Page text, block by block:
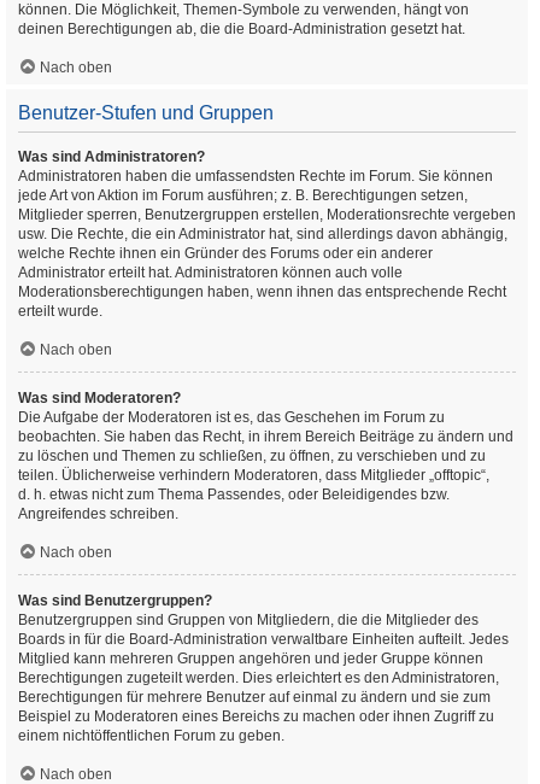
können. Die Möglichkeit, Themen-Symbole zu verwenden, hängt von
deinen Berechtigungen ab, die die Board-Administration gesetzt hat.
Nach oben
Benutzer-Stufen und Gruppen
Was sind Administratoren?
Administratoren haben die umfassendsten Rechte im Forum. Sie können
jede Art von Aktion im Forum ausführen; z. B. Berechtigungen setzen,
Mitglieder sperren, Benutzergruppen erstellen, Moderationsrechte vergeben
usw. Die Rechte, die ein Administrator hat, sind allerdings davon abhängig,
welche Rechte ihnen ein Gründer des Forums oder ein anderer
Administrator erteilt hat. Administratoren können auch volle
Moderationsberechtigungen haben, wenn ihnen das entsprechende Recht
erteilt wurde.
Nach oben
Was sind Moderatoren?
Die Aufgabe der Moderatoren ist es, das Geschehen im Forum zu
beobachten. Sie haben das Recht, in ihrem Bereich Beiträge zu ändern und
zu löschen und Themen zu schließen, zu öffnen, zu verschieben und zu
teilen. Üblicherweise verhindern Moderatoren, dass Mitglieder „offtopic“,
d. h. etwas nicht zum Thema Passendes, oder Beleidigendes bzw.
Angreifendes schreiben.
Nach oben
Was sind Benutzergruppen?
Benutzergruppen sind Gruppen von Mitgliedern, die die Mitglieder des
Boards in für die Board-Administration verwaltbare Einheiten aufteilt. Jedes
Mitglied kann mehreren Gruppen angehören und jeder Gruppe können
Berechtigungen zugeteilt werden. Dies erleichtert es den Administratoren,
Berechtigungen für mehrere Benutzer auf einmal zu ändern und sie zum
Beispiel zu Moderatoren eines Bereichs zu machen oder ihnen Zugriff zu
einem nichtöffentlichen Forum zu geben.
Nach oben